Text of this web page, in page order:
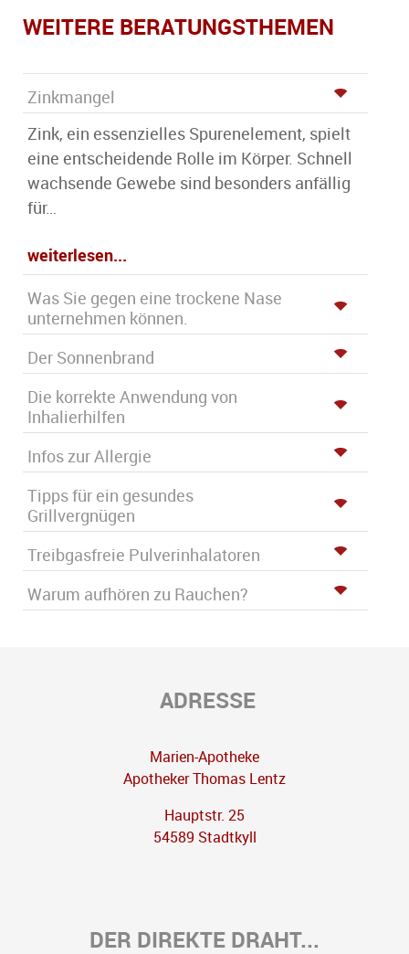
WEITERE BERATUNGSTHEMEN
Zinkmangel
Zink, ein essenzielles Spurenelement, spielt
eine entscheidende Rolle im Körper. Schnell
wachsende Gewebe sind besonders anfällig
für…
weiterlesen...
Was Sie gegen eine trockene Nase
unternehmen können.
Der Sonnenbrand
Die korrekte Anwendung von
Inhalierhilfen
Infos zur Allergie
Tipps für ein gesundes
Grillvergnügen
Treibgasfreie Pulverinhalatoren
Warum aufhören zu Rauchen?
ADRESSE
Marien-Apotheke
Apotheker Thomas Lentz
Hauptstr. 25
54589 Stadtkyll
DER DIREKTE DRAHT...